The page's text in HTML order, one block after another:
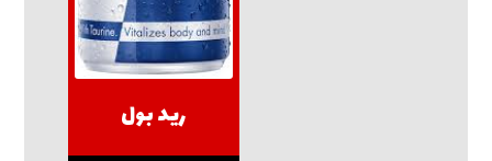
ريد بول